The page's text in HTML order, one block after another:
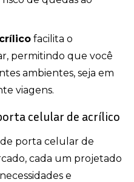
facilita o
permitindo que você
ambientes, seja em
viagens.
celular de acrílico
porta celular de
cada um projetado
e